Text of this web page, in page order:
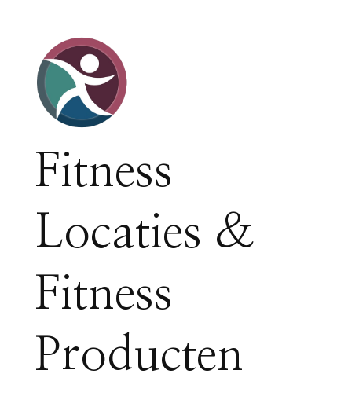
Fitness
Locaties &
Fitness
Producten